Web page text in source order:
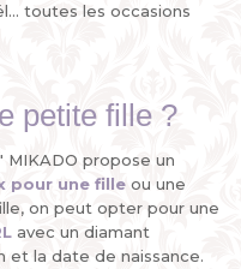
toutes les occasions
petite fille ?
MIKADO propose un
pour une fille ou une
on peut opter pour une
avec un diamant
et la date de naissance.